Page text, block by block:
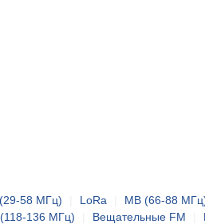
58 МГц) LoRa MB (66-88
136 МГц) Вещательные FM